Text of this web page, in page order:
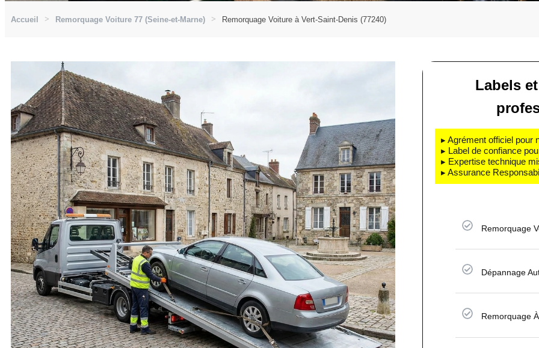
Accueil Remorquage Voiture 77 (Seine-et-Marne) Remorquage Voiture à Vert-Saint-Denis (77240)
Labels
▸ Agrément officiel pour
▸ Label de confiance
▸ Expertise technique
▸ Assurance
Remorquage
Dépannage
Remorquage